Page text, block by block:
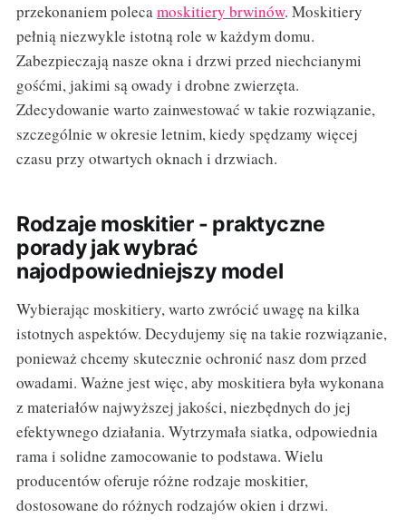
przekonaniem polecamoskitiery brwinów. Moskitiery
pełnią niezwykle istotną role w każdym domu.
Zabezpieczają nasze okna i drzwi przed niechcianymi
gośćmi, jakimi są owady i drobne zwierzęta.
Zdecydowanie warto zainwestować w takie rozwiązanie,
szczególnie w okresie letnim, kiedy spędzamy więcej
czasu przy otwartych oknach i drzwiach.
Rodzaje moskitier - praktyczne
porady jak wybrać
najodpowiedniejszy model
Wybierając moskitiery, warto zwrócić uwagę na kilka
istotnych aspektów. Decydujemy się na takie rozwiązanie,
ponieważ chcemy skutecznie ochronić nasz dom przed
owadami. Ważne jest więc, aby moskitiera była wykonana
z materiałów najwyższej jakości, niezbędnych do jej
efektywnego działania. Wytrzymała siatka, odpowiednia
rama i solidne zamocowanie to podstawa. Wielu
producentów oferuje różne rodzaje moskitier,
dostosowane do różnych rodzajów okien i drzwi.